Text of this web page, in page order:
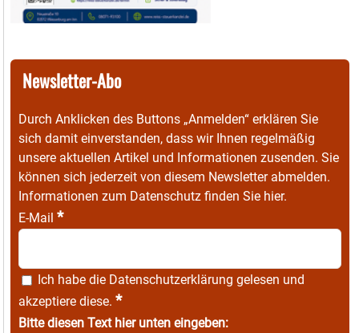
Newsletter-Abo
Durch Anklicken des Buttons „Anmelden“ erklären Sie
sich damit einverstanden, dass wir Ihnen regelmäßig
unsere aktuellen Artikel und Informationen zusenden. Sie
können sich jederzeit von diesem Newsletter abmelden.
Informationen zum Datenschutz finden Sie hier.
E-Mail *
Ich habe die Datenschutzerklärung gelesen und
akzeptiere diese. *
Bitte diesen Text hier unten eingeben: